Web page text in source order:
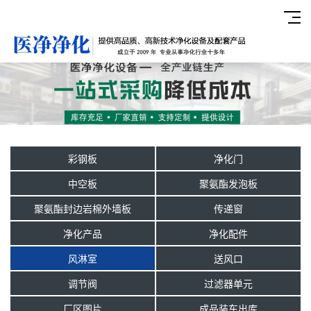
彩钢板
净化门
中空板
聚氨酯发泡板
聚氨酯封边岩棉外墙板
传递窗
净化产品
净化配件
风淋室
送风口
调节阀
过滤器单元
厂区图片
成品装车出库